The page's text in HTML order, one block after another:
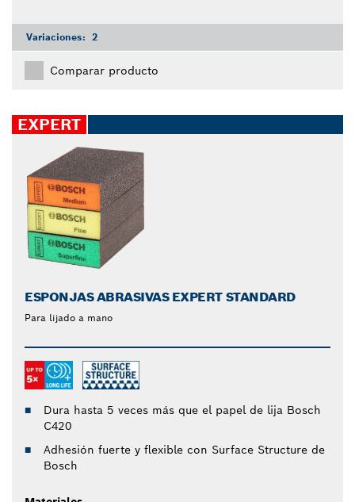
Variaciones: 2
Comparar producto
EXPERT
ESPONJAS ABRASIVAS EXPERT STANDARD
Para lijado a mano
Dura hasta 5 veces más que el papel de lija Bosch
C420
Adhesión fuerte y flexible con Surface Structure de
Bosch